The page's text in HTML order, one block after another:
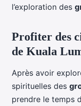
l’exploration des
Profiter des
de Kuala
Après avoir
spirituelles des
prendre le temps